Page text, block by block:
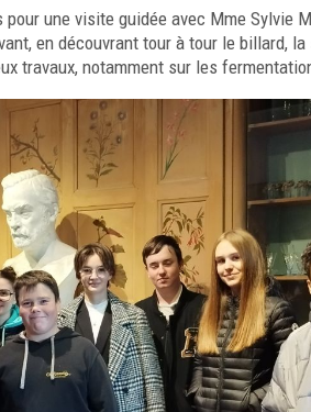
une visite guidée avec Mme Sylvie
en découvrant tour à tour le billard,
travaux, notamment sur les